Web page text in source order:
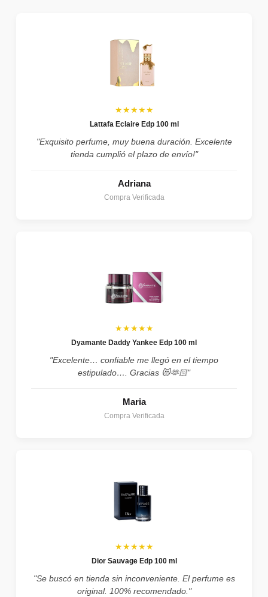
★★★★★
Lattafa Eclaire Edp 100 ml
"Exquisito perfume, muy buena duración. Excelente
tienda cumplió el plazo de envío!"
Adriana
Compra Verificada
★★★★★
Dyamante Daddy Yankee Edp 100 ml
"Excelente… confiable me llegó en el tiempo
estipulado…. Gracias 😻🫶🏻"
Maria
Compra Verificada
★★★★★
Dior Sauvage Edp 100 ml
"Se buscó en tienda sin inconveniente. El perfume es
original. 100% recomendado."